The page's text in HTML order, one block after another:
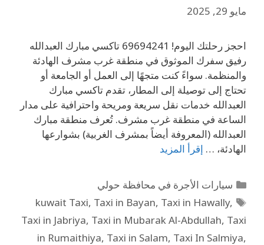
مايو 29, 2025
احجز رحلتك اليوم! 69694241 تاكسي مبارك العبدالله
رفيق سفرك الموثوق في منطقة غرب مشرف الهادئة
والمنظمة. سواءً كنت متجهًا إلى العمل أو الجامعة أو
تحتاج إلى توصيلة إلى المطار، تقدم تاكسي مبارك
العبدالله خدمات نقل سريعة ومريحة واحترافية على مدار
الساعة في منطقة غرب مشرف. تُعرف منطقة مبارك
العبدالله (المعروفة أيضاً بمشرف الغربية) بشوارعها
الهادئة، … إقرأ المزيد
سيارات الأجرة في محافظة حولي
kuwait Taxi, Taxi in Bayan, Taxi in Hawally,
Taxi in Jabriya, Taxi in Mubarak Al-Abdullah, Taxi
in Rumaithiya, Taxi in Salam, Taxi In Salmiya,